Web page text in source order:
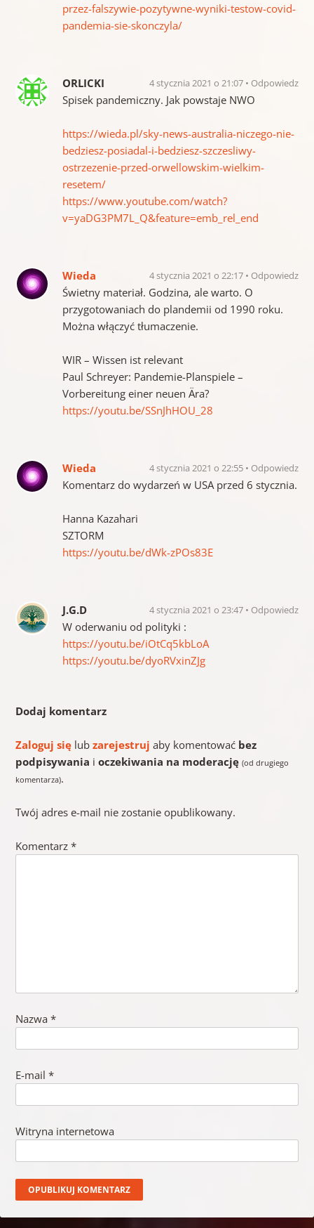
przez-falszywie-pozytywne-wyniki-testow-covid-
pandemia-sie-skonczyla/
ORLICKI 4 stycznia 2021 o 21:07 Odpowiedz
Spisek pandemiczny. Jak powstaje NWO
https://wieda.pl/sky-news-australia-niczego-nie-
bedziesz-posiadal-i-bedziesz-szczesliwy-
ostrzezenie-przed-orwellowskim-wielkim-
resetem/
https://www.youtube.com/watch?
v=yaDG3PM7L_Q&feature=emb_rel_end
Wieda 4 stycznia 2021 o 22:17 Odpowiedz
Świetny materiał. Godzina, ale warto. O
przygotowaniach do plandemii od 1990 roku.
Można włączyć tłumaczenie.
WIR – Wissen ist relevant
Paul Schreyer: Pandemie-Planspiele –
Vorbereitung einer neuen Ära?
https://youtu.be/SSnJhHOU_28
Wieda 4 stycznia 2021 o 22:55 Odpowiedz
Komentarz do wydarzeń w USA przed 6 stycznia.
Hanna Kazahari
SZTORM
https://youtu.be/dWk-zPOs83E
J.G.D 4 stycznia 2021 o 23:47 Odpowiedz
W oderwaniu od polityki :
https://youtu.be/iOtCq5kbLoA
https://youtu.be/dyoRVxinZJg
Dodaj komentarz
Zaloguj sięlub zarejestruj aby komentować bez
podpisywania i oczekiwania na moderację (od drugiego
komentarza).
Twój adres e-mail nie zostanie opublikowany.
Komentarz *
Nazwa *
E-mail *
Witryna internetowa